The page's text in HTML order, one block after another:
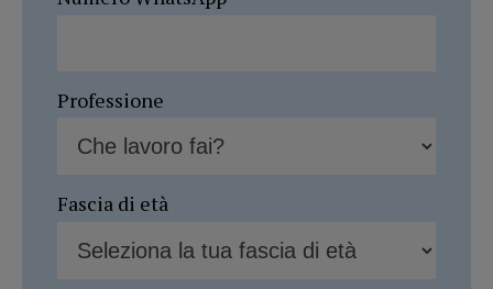
Professione
Fascia di età